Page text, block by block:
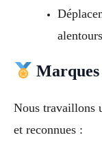
alentours
Nous travaillons
et reconnues :